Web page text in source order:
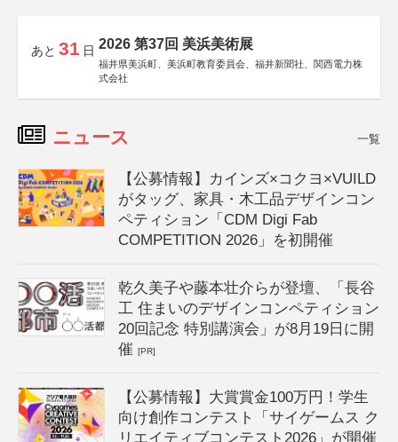
あと 31 日 2026 第37回 美浜美術展
福井県美浜町、美浜町教育委員会、福井新聞社、関西電力株
式会社
ニュース 一覧
【公募情報】カインズ×コクヨ×VUILD
がタッグ、家具・木工品デザインコン
ペティション「CDM Digi Fab
COMPETITION 2026」を初開催
乾久美子や藤本壮介らが登壇、「長谷
工 住まいのデザインコンペティション
20回記念 特別講演会」が8月19日に開
催[PR]
【公募情報】大賞賞金100万円！学生
向け創作コンテスト「サイゲームス ク
リエイティブコンテスト2026」が開催